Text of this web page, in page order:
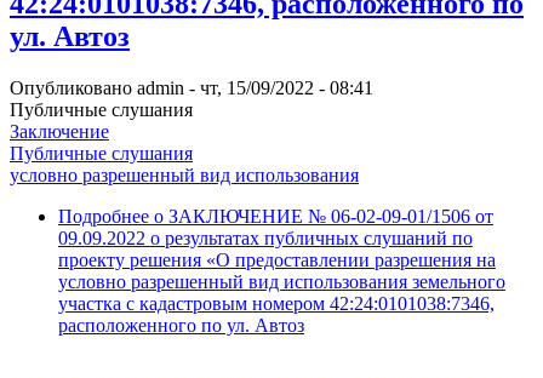
ул. Автоз
Опубликовано admin - чт, 15/09/2022 - 08:41
Публичные слушания
Заключение
Публичные слушания
условно разрешенный вид использования
Подробнее о ЗАКЛЮЧЕНИЕ № 06-02-09-01/1506 от
09.09.2022 о результатах публичных слушаний по
проекту решения «О предоставлении разрешения на
условно разрешенный вид использования земельного
участка с кадастровым номером 42:24:0101038:7346,
расположенного по ул. Автоз